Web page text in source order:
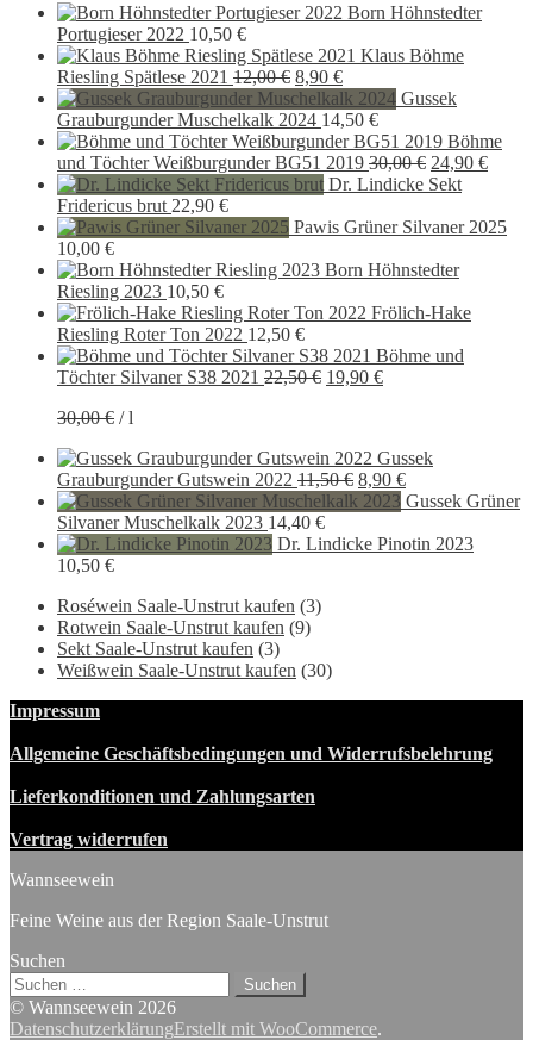
Born Höhnstedter
Portugieser 2022 10,50 €
Klaus Böhme
Riesling Spätlese 2021 12,00€ Ursprünglicher
Preis
war:
12,00 €
8,90 €Aktueller
Preis
ist:
8,90 €.
Gussek
Grauburgunder Muschelkalk 2024 14,50 €
Böhme
und Töchter Weißburgunder BG51 2019 30,00€
Preis
30,00 €
24,90 €
24,90
Dr. Lindicke Sekt
Fridericus brut 22,90 €
Pawis Grüner Silvaner 2025
10,00 €
Born Höhnstedter
Riesling 2023 10,50 €
Frölich-Hake
Riesling Roter Ton 2022 12,50 €
Böhme und
Töchter Silvaner S38 2021 22,50€ Ursprünglicher
19,90 €Aktueller
30,00€ /l
Gussek
Grauburgunder Gutswein 2022 11,50€ Ursprünglicher
Preis
11,50 €
8,90 €Aktueller
Preis
8,90 €.
Gussek Grüner
Silvaner Muschelkalk 2023 14,40 €
Dr. Lindicke Pinotin 2023
10,50 €
Roséwein Saale-Unstrut kaufen (3)
Rotwein Saale-Unstrut kaufen (9)
Sekt Saale-Unstrut kaufen (3)
Weißwein Saale-Unstrut kaufen (30)
Impressum
Allgemeine Geschäftsbedingungen und Widerrufsbelehrung
Lieferkonditionen und Zahlungsarten
Vertrag widerrufen
Wannseewein
Feine Weine aus der Region Saale-Unstrut
Suchen
Suchen
nach:
© Wannseewein 2026
DatenschutzerklärungErstellt mit WooCommerce.